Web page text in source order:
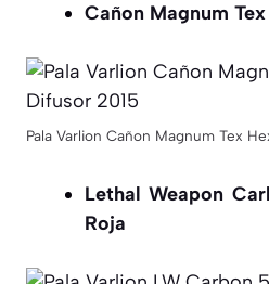
Cañon Magnum
Pala Varlion Cañon Magnum Tex
Lethal Weapon
Roja